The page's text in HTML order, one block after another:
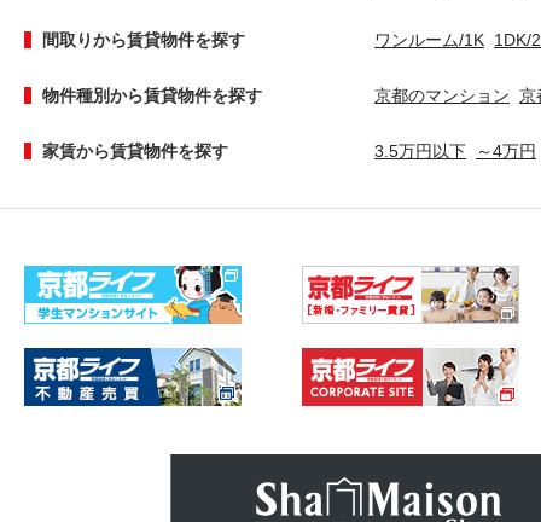
間取りから賃貸物件を探す ワンルーム/1K 1DK/
物件種別から賃貸物件を探す 京都のマンション 京
家賃から賃貸物件を探す 3.5万円以下 ～4万円